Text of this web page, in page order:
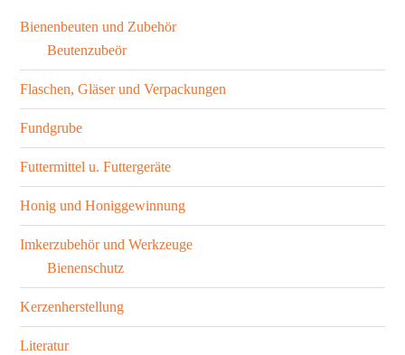
Bienenbeuten und Zubehör
Beutenzubeör
Flaschen, Gläser und Verpackungen
Fundgrube
Futtermittel u. Futtergeräte
Honig und Honiggewinnung
Imkerzubehör und Werkzeuge
Bienenschutz
Kerzenherstellung
Literatur